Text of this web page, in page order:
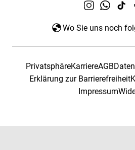
Wo Sie uns noch
PrivatsphäreKarriereAGB
Erklärung zur Barrierefreiheit
Impressum